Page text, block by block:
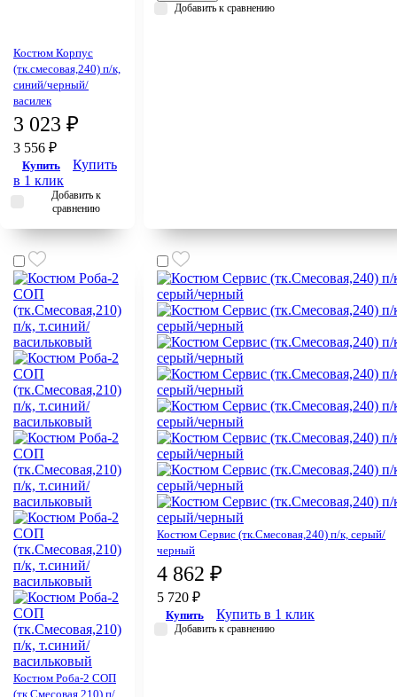
Костюм Корпус
(тк.смесовая,240) п/к,
синий/черный/
василек
3 023 ₽
3 556 ₽
Купить
Купить
в 1 клик
Добавить к
сравнению
Добавить к сравнению
Костюм Роба-2 СОП
(тк.Смесовая,210) п/
Костюм Сервис (тк.Смесовая,240) п/к, серый/
черный
4 862 ₽
5 720 ₽
Купить Купить в 1 клик
Добавить к сравнению